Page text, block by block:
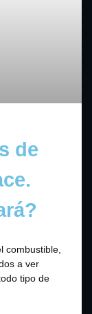
de
combustible,
a ver
tipo de